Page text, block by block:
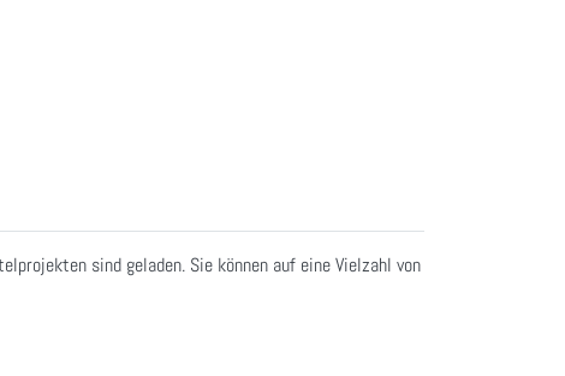
sind geladen. Sie können auf eine Vielzahl von